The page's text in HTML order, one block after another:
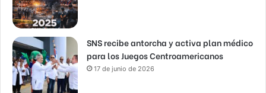
SNS recibe antorcha y activa plan médico
para los Juegos Centroamericanos
17 de junio de 2026